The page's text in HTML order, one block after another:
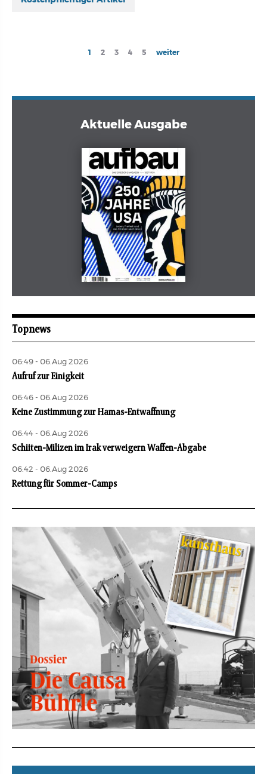
Seitennummerierung
Current
1 Page
2 Page
3 Page
4 Page
5
Next
weiter
Aktuelle Ausgabe
aufbau
Topnews
06:49 - 06.Aug 2026
Aufruf zur Einigkeit
06:46 - 06.Aug 2026
Keine Zustimmung zur Hamas-Entwaffnung
06:44 - 06.Aug 2026
Schiiten-Milizen im Irak verweigern Waffen-Abgabe
06:42 - 06.Aug 2026
Rettung für Sommer-Camps